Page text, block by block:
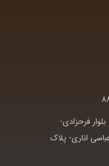
فرحزادی-
اناری- پلاک